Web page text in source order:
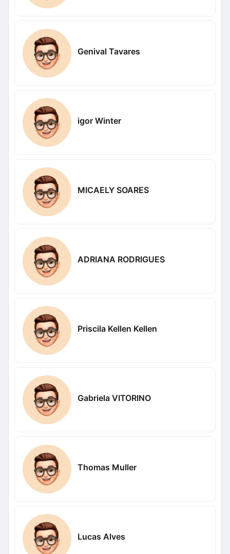
Genival Tavares
igor Winter
MICAELY SOARES
ADRIANA RODRIGUES
Priscila Kellen Kellen
Gabriela VITORINO
Thomas Muller
Lucas Alves